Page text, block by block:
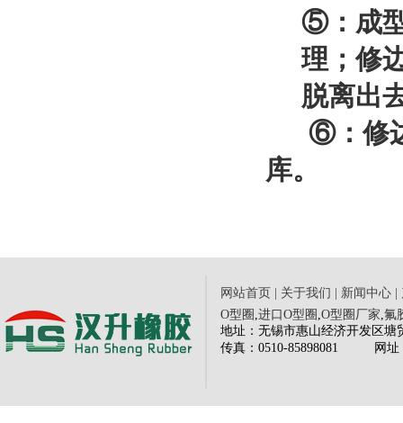
⑤：成
理；修
脱离出
⑥：修
库。
网站首页 关于我们 新闻中心
O型圈 ,进口O型圈 ,O型圈厂家,氟
地址：无锡市惠山经济开发区
传真：0510-85898081 网 址